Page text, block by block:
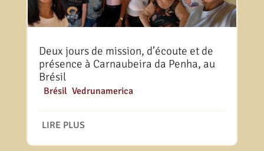
Deux jours de mission, d’écoute et de
présence à Carnaubeira da Penha, au
Brésil
Brésil, Vedrunamerica
LIRE PLUS